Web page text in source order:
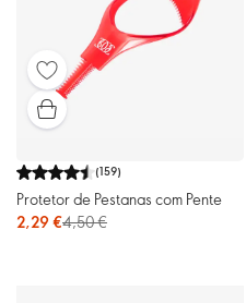
(159)
Protetor de Pestanas com Pente
2,29 €4,50 €